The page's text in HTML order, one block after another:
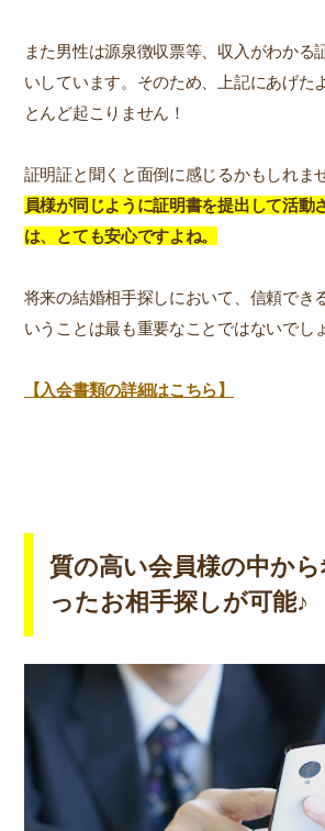
また男性は源泉徴収票等、収入がわかる
いしています。そのため、上記にあげた
とんど起こりません！
証明証と聞くと面倒に感じるかもしれま
員様が同じように証明書を提出して活動
は、とても安心ですよね。
将来の結婚相手探しにおいて、信頼でき
いうことは最も重要なことではないでし
【入会書類の詳細はこちら】
質の高い会員様の中か
ったお相手探しが可能♪